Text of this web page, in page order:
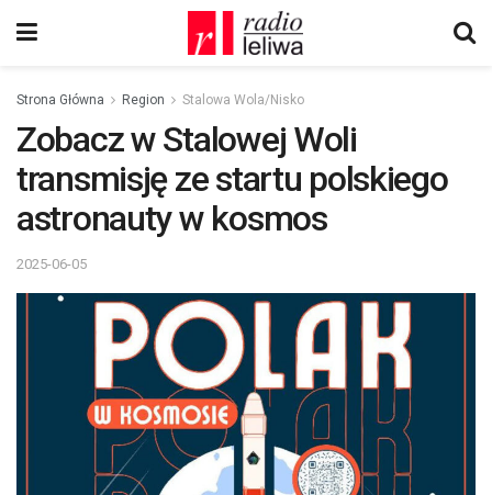
Strona Główna Region Stalowa Wola/Nisko
Zobacz w Stalowej Woli
transmisję ze startu polskiego
astronauty w kosmos
2025-06-05